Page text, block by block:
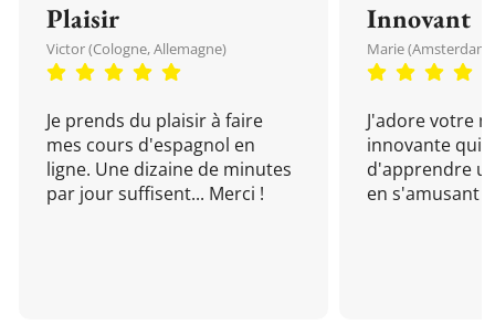
Plaisir
Victor (Cologne, Allemagne)
Je prends du plaisir à faire
mes cours d'espagnol en
ligne. Une dizaine de minutes
par jour suffisent... Merci !
Innovant
Marie (Amsterdam,
J'adore votre
innovante qui
d'apprendre
en s'amusant !